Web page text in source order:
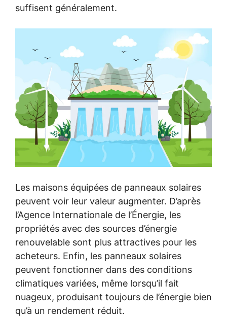
suffisent généralement.
Les maisons équipées de panneaux solaires
peuvent voir leur valeur augmenter. D’après
l’Agence Internationale de l’Énergie, les
propriétés avec des sources d’énergie
renouvelable sont plus attractives pour les
acheteurs. Enfin, les panneaux solaires
peuvent fonctionner dans des conditions
climatiques variées, même lorsqu’il fait
nuageux, produisant toujours de l’énergie bien
qu’à un rendement réduit.